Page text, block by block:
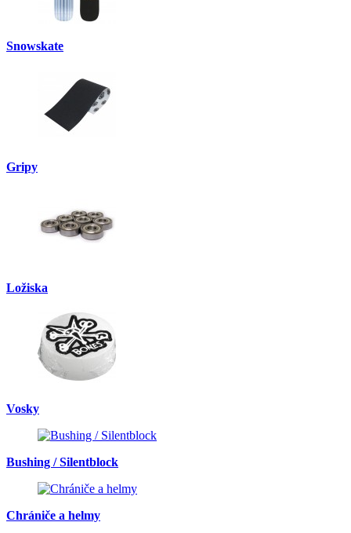
Snowskate
Gripy
Ložiska
Vosky
Bushing / Silentblock
Chrániče a helmy